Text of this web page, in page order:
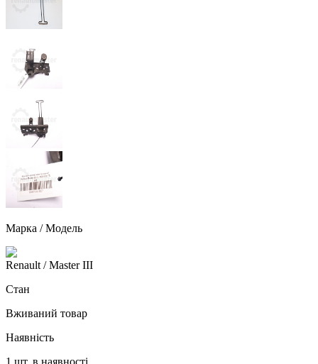
Марка / Модель
Renault / Master III
Стан
Вживаний товар
Наявність
1 шт. в наявності